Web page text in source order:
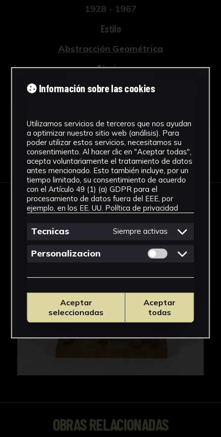
1928 - 1967
Estilo
Abstracción Geométrica
Técnica
Tallada
Descargar Ficha
IMÁGENES
OBRAS RELACIONADAS
Información sobre las cookies
Utilizamos servicios de terceros que nos ayudan
a optimizar nuestro sitio web (análisis). Para
poder utilizar estos servicios, necesitamos su
consentimiento. Al hacer clic en "Aceptar todas",
acepta voluntariamente el tratamiento de datos
antes mencionado. Esto también incluye, por un
tiempo limitado, su consentimiento de acuerdo
con el Artículo 49 (1) (a) GDPR para el
procesamiento de datos fuera del EEE, por
ejemplo, en los EE. UU. Política de privacidad
Tecnicas Siempre activas
Personalizacion Permitir cookies
Aceptar
seleccionadas
Aceptar
todas